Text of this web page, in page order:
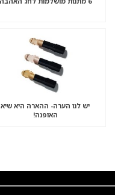
יש לנו הערה- ההארה היא שיא
האופנה!